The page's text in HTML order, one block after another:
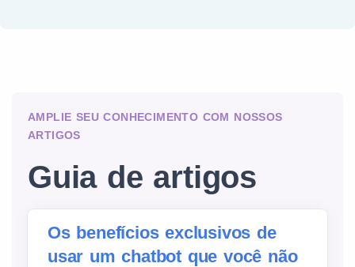
AMPLIE SEU CONHECIMENTO COM NOSSOS
ARTIGOS
Guia de artigos
Os benefícios exclusivos de
usar um chatbot que você não